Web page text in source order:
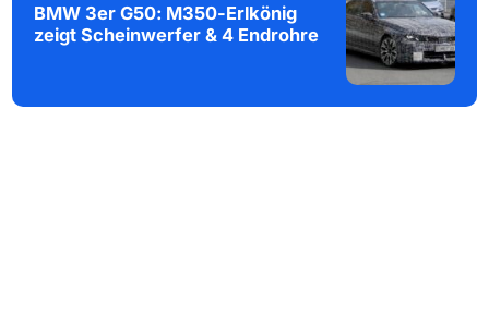
BMW 3er G50: M350-Erlkönig
zeigt Scheinwerfer & 4 Endrohre